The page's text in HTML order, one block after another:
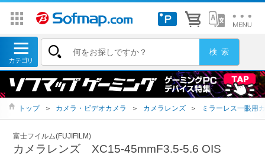
トップ ＞ カメラ・ビデオカメラ ＞ カメラレンズ ＞ ミラーレス一眼用
富士フイルム(FUJIFILM)
カメラレンズ XC15-45mmF3.5-5.6 OIS